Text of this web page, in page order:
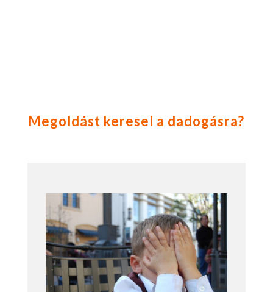
Megoldást keresel a dadogásra?